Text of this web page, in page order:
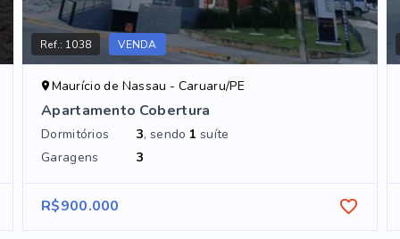
Ref.: 1038 VENDA
Maurício de Nassau - Caruaru/PE
Apartamento Cobertura
Dormitórios 3, sendo 1 suíte
Garagens
3
R$900.000